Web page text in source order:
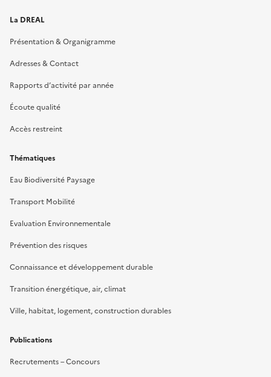
La DREAL
Présentation & Organigramme
Adresses & Contact
Rapports d’activité par année
Écoute qualité
Accès restreint
Thématiques
Eau Biodiversité Paysage
Transport Mobilité
Evaluation Environnementale
Prévention des risques
Connaissance et développement durable
Transition énergétique, air, climat
Ville, habitat, logement, construction durables
Publications
Recrutements – Concours